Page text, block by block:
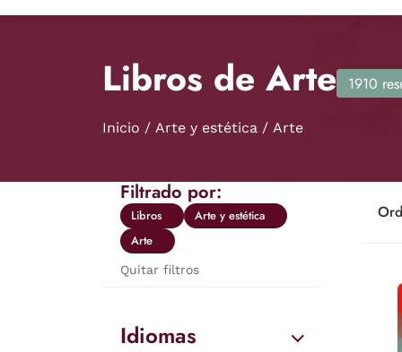
Libros de Arte 1910
Inicio Arte y estética Arte
Filtrado por:
Libros
Arte y estética
Arte
Quitar filtros
Idiomas